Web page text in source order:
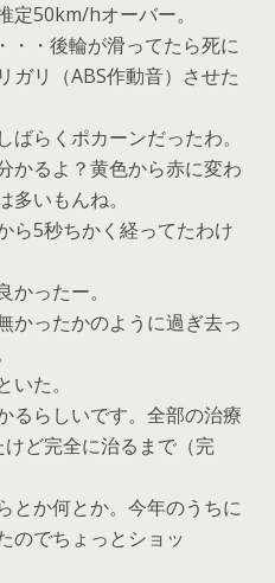
定50km/hオーバー。
・・後輪が滑ってたら死に
ガリ（ABS作動音）させた
らくポカーンだったわ。
かるよ？黄色から赤に変わ
いもんね。
ら5秒ちかく経ってたわけ
ったー。
かったかのように過ぎ去っ
た。
るらしいです。全部の治療
けど完全に治るまで（完
とか何とか。今年のうちに
のでちょっとショッ